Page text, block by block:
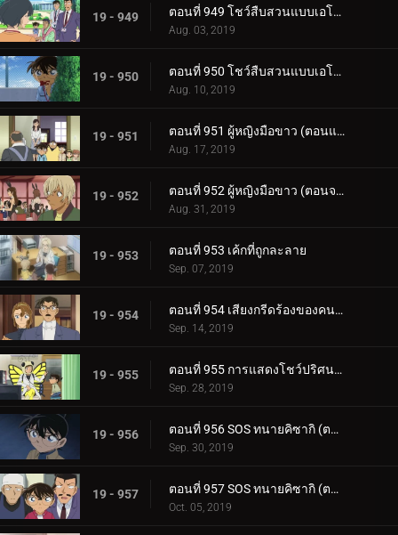
19 - 949 ตอนที่ 949 โชว์สืบสวนแบบเอโดะข้างบ้าน (ตอนแรก)
Aug. 03, 2019
19 - 950 ตอนที่ 950 โชว์สืบสวนแบบเอโดะข้างบ้าน (ตอนจบ)
Aug. 10, 2019
19 - 951 ตอนที่ 951 ผู้หญิงมือขาว (ตอนแรก)
Aug. 17, 2019
19 - 952 ตอนที่ 952 ผู้หญิงมือขาว (ตอนจบ)
Aug. 31, 2019
19 - 953 ตอนที่ 953 เค้กที่ถูกละลาย
Sep. 07, 2019
19 - 954 ตอนที่ 954 เสียงกรีดร้องของคนร้ายตัวจริง
Sep. 14, 2019
19 - 955 ตอนที่ 955 การแสดงโชว์ปริศนาในห้องที่ถูกล็อก
Sep. 28, 2019
19 - 956 ตอนที่ 956 SOS ทนายคิซากิ (ตอนแรก)
Sep. 30, 2019
19 - 957 ตอนที่ 957 SOS ทนายคิซากิ (ตอนจบ)
Oct. 05, 2019